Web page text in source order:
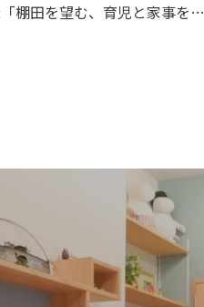
棚田を望む、育児と家事を楽